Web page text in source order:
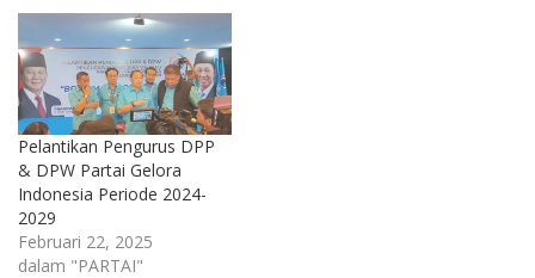
Pelantikan Pengurus DPP
& DPW Partai Gelora
Indonesia Periode 2024-
2029
Februari 22, 2025
dalam "PARTAI"